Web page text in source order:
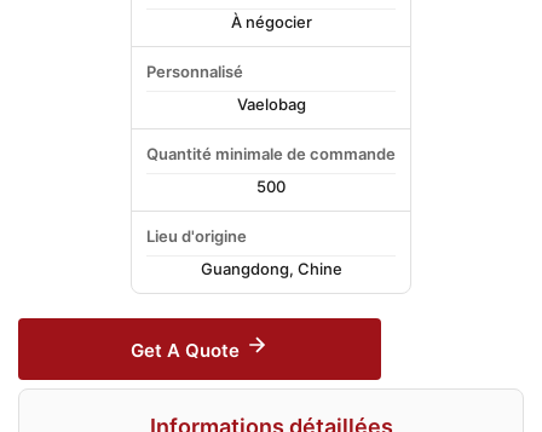
À négocier
Personnalisé
Vaelobag
Quantité minimale de commande
500
Lieu d'origine
Guangdong, Chine
Get A Quote
Informations détaillées